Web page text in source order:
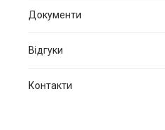
Документи
Відгуки
Контакти